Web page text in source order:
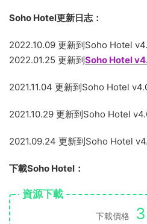
Soho Hotel更新日志：
2022.10.09 更新到Soho Hotel
2022.01.25 更新到Soho Hotel
2021.11.04 更新到Soho Hotel
2021.10.29 更新到Soho Hotel
2021.09.24 更新到Soho Hotel
下載Soho Hotel：
資源下載
下載價格